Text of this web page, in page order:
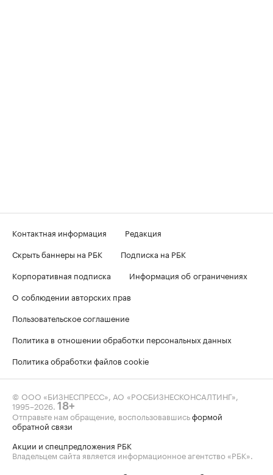
Контактная информация
Редакция
Скрыть баннеры на РБК
Подписка на РБК
Корпоративная подписка
Информация об ограничениях
О соблюдении авторских прав
Пользовательское соглашение
Политика в отношении обработки персональных данных
Политика обработки файлов cookie
© ООО «БИЗНЕСПРЕСС», АО «РОСБИЗНЕСКОНСАЛТИНГ»,
1995–2026. 18+
Отправьте нам обращение, воспользовавшисьформой
обратной связи
Акции и спецпредложения РБК
Владельцем сайта является информационное агентство «РБК».